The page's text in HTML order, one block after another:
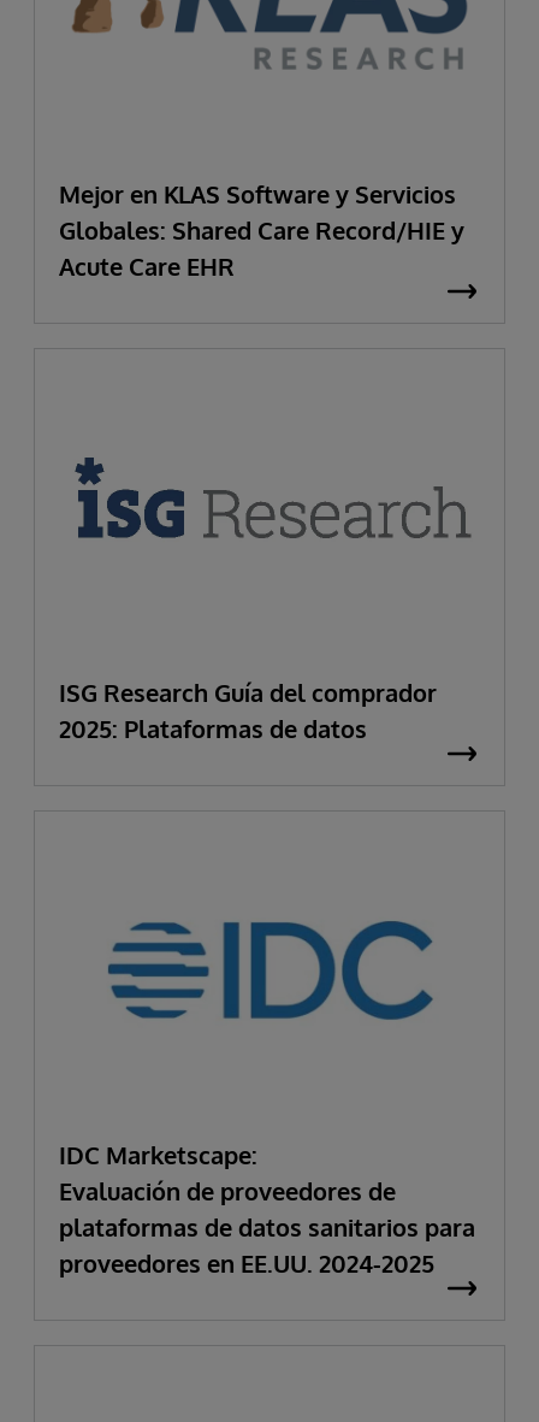
Mejor en KLAS Software y Servicios
Globales: Shared Care Record/HIE y
Acute Care EHR
ISG Research Guía del comprador
2025: Plataformas de datos
IDC Marketscape:
Evaluación de proveedores de
plataformas de datos sanitarios para
proveedores en EE.UU. 2024-2025